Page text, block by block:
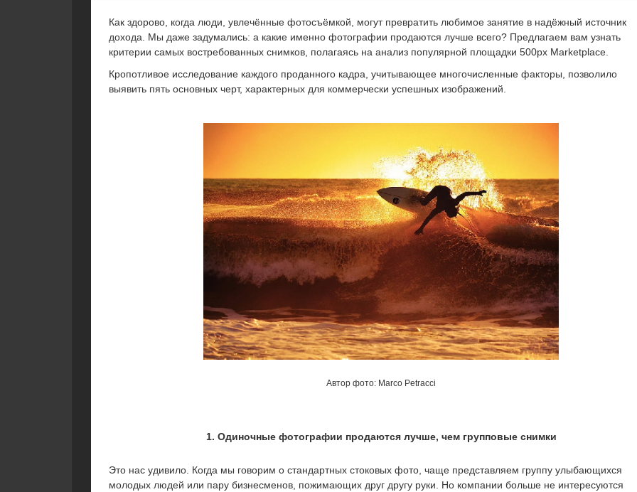
Как здорово, когда люди, увлечённые фотосъёмкой, могут превратить любимое занятие в надёжный источник
дохода. Мы даже задумались: а какие именно фотографии продаются лучше всего? Предлагаем вам узнать
критерии самых востребованных снимков, полагаясь на анализ популярной площадки 500px Marketplace.
Кропотливое исследование каждого проданного кадра, учитывающее многочисленные факторы, позволило
выявить пять основных черт, характерных для коммерчески успешных изображений.
Автор фото: Marco Petracci
1. Одиночные фотографии продаются лучше, чем групповые снимки
Это нас удивило. Когда мы говорим о стандартных стоковых фото, чаще представляем группу улыбающихся
молодых людей или пару бизнесменов, пожимающих друг другу руки. Но компании больше не интересуются